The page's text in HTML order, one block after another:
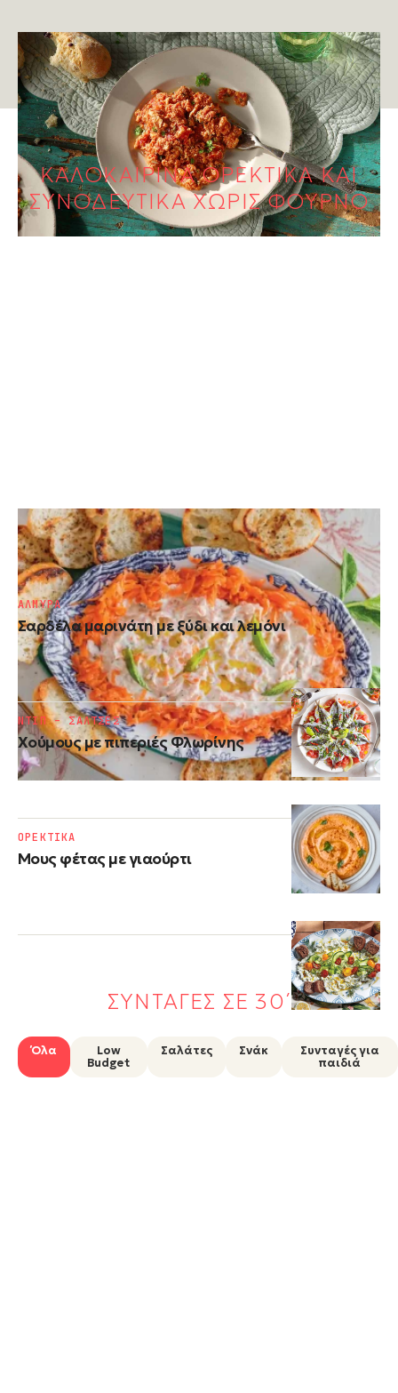
Καγιανάς
ΑΥΓΑ
ΚΑΛΟΚΑΙΡΙΝΑ ΟΡΕΚΤΙΚΑ ΚΑΙ
ΣΥΝΟΔΕΥΤΙΚΑ ΧΩΡΙΣ ΦΟΥΡΝΟ
Τζατζίκι καρότου
ΝΤΙΠ – ΣΑΛΤΣΕΣ
Σαρδέλα μαρινάτη με ξύδι και λεμόνι
ΑΛΜΥΡΑ
Χούμους με πιπεριές Φλωρίνης
ΝΤΙΠ – ΣΑΛΤΣΕΣ
Μους φέτας με γιαούρτι
ΟΡΕΚΤΙΚΑ
ΣΥΝΤΑΓΕΣ ΣΕ 30΄
Όλα
Low
Budget
Σαλάτες Σνάκ
Συνταγές για
παιδιά